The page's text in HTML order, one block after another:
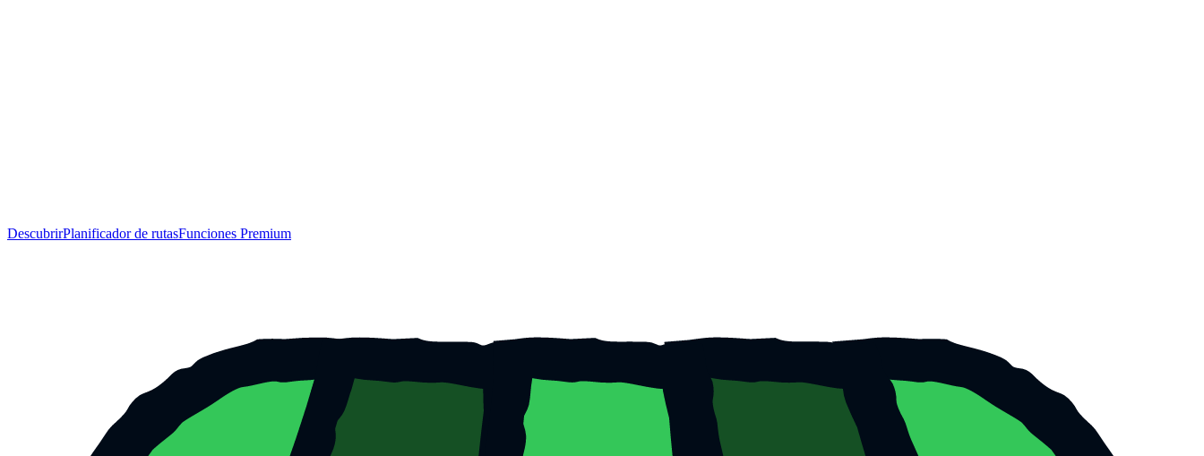
DescubrirPlanificador de rutasFunciones Premium